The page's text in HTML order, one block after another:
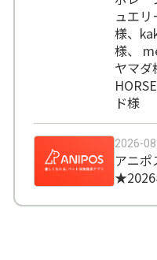
ュエ
様、
様、
ヤマダ
ド様
2026-
アニポ
★2026